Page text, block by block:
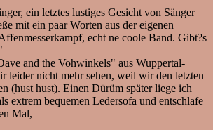
ein letztes lustiges Gesicht von Sänger
mit ein paar Worten aus der eigenen
echt ne coole Band. Gibt?s
and the Vohwinkels" aus Wuppertal-
leider nicht mehr sehen, weil wir den letzten
(hust hust). Einen Dürüm später liege ich
extrem bequemen Ledersofa und entschlafe
Mal,